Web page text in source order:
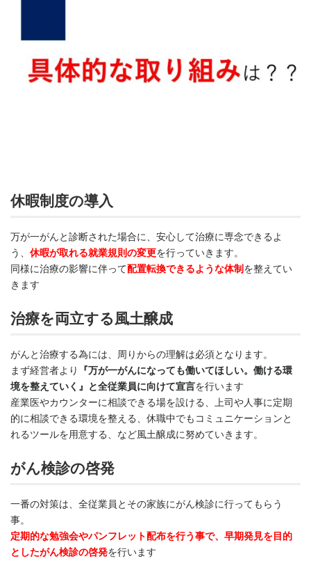
休暇制度の導入
万が一がんと診断された場合に、安心して治療に専念できるよ
う、 休暇が取れる就業規則の変更を行っていきます。
同様に治療の影響に伴って配置転換できるような体制を整えてい
きます
治療を両立する風土醸成
がんと治療する為には、周りからの理解は必須となります。
まず経営者より
『万が一がんになっても働いてほしい。働ける環
境を整えていく』と全従業員に向けて宣言を行います
産業医やカウンターに相談できる場を設ける、上司や人事に定期
的に相談できる環境を整える、休職中でもコミュニケーションと
れるツールを用意する、など風土醸成に努めていきます。
がん検診の啓発
一番の対策は、全従業員とその家族にがん検診に行ってもらう
事。
定期的な勉強会やパンフレット配布を行う事で、早期発見を目的
としたがん検診の啓発を行います